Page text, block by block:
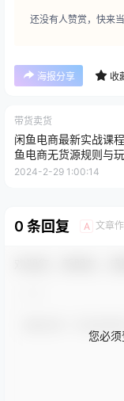
还没有人赞赏，快来
海报分享 收
带货卖货
闲鱼电商最新实战课
鱼电商无货源规则与
讲解！
2024-2-29 1:00:14
0 条回复 A 文章
您必